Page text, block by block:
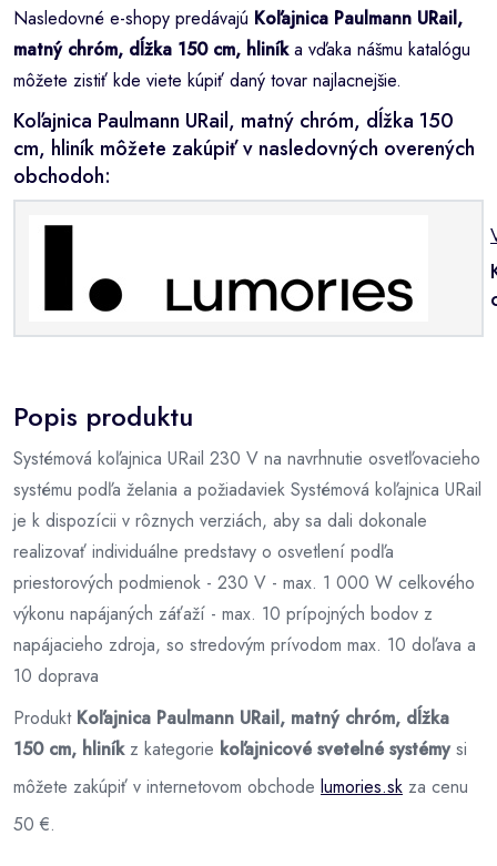
Nasledovné e-shopy predávajú Koľajnica Paulmann URail,
matný chróm, dĺžka 150 cm, hliníka vďaka nášmu katalógu
môžete zistiť kde viete kúpiť daný tovar najlacnejšie.
Koľajnica Paulmann URail, matný chróm, dĺžka 150
cm, hliník môžete zakúpiť v nasledovných overených
obchodoh:
Popis produktu
Systémová koľajnica URail 230 V na navrhnutie osvetľovacieho
systému podľa želania a požiadaviek Systémová koľajnica URail
je k dispozícii v rôznych verziách, aby sa dali dokonale
realizovať individuálne predstavy o osvetlení podľa
priestorových podmienok - 230 V - max. 1 000 W celkového
výkonu napájaných záťaží - max. 10 prípojných bodov z
napájacieho zdroja, so stredovým prívodom max. 10 doľava a
10 doprava
Produkt Koľajnica Paulmann URail, matný chróm, dĺžka
150 cm, hliníkz kategorie koľajnicové svetelné systémysi
môžete zakúpiť v internetovom obchode lumories.sk za cenu
50 €.